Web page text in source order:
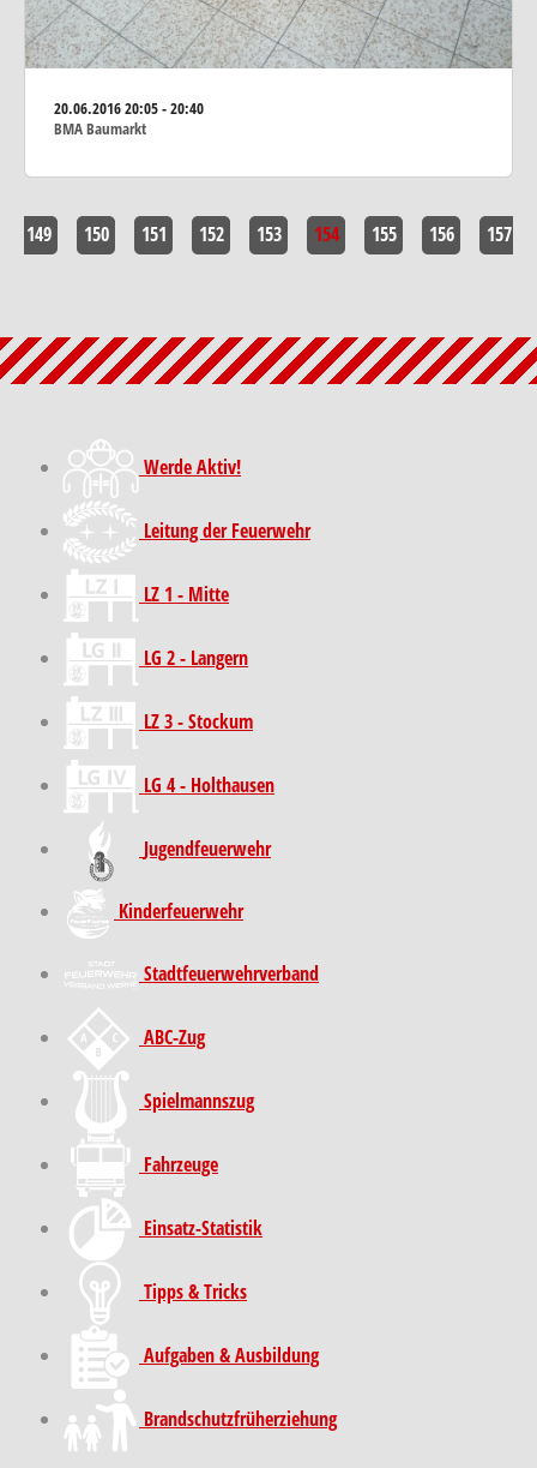
20.06.201620:05 - 20:40
BMA Baumarkt
149 150 151 152 153 154 155 156 157
Werde Aktiv!
Leitung der Feuerwehr
LZ 1 - Mitte
LG 2 - Langern
LZ 3 - Stockum
LG 4 - Holthausen
Jugendfeuerwehr
Kinder­feuer­wehr
Stadt­feuer­wehr­verband
ABC-Zug
Spielmannszug
Fahrzeuge
Einsatz-Statistik
Tipps & Tricks
Aufgaben & Ausbildung
Brand­schutz­früh­erziehung